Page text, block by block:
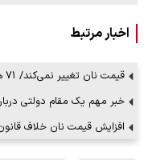
اخبار مرتبط
قیمت نان تغییر نمی‌کند/ 71 هزار میلیارد تومان یارانه برای سال جاری
خبر مهم یک مقام دولتی
افزایش قیمت نان خلاف